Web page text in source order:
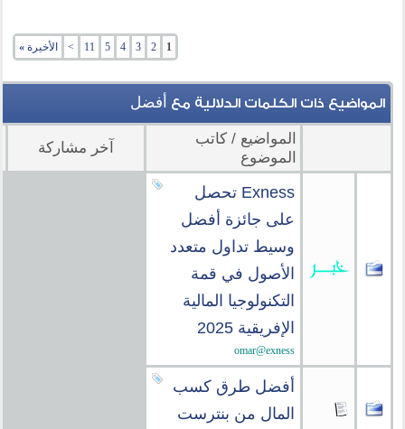
1
2
3
4
5
11
> الأخيرة»
المواضيع ذات الكلمات الدلالية مع أفضل
المواضيع / كاتب
الموضوع
آخر مشاركة
Exness تحصل
على جائزة أفضل
وسيط تداول متعدد
الأصول في قمة
التكنولوجيا المالية
الإفريقية 2025
omar@exness
أفضل طرق كسب
المال من بنترست